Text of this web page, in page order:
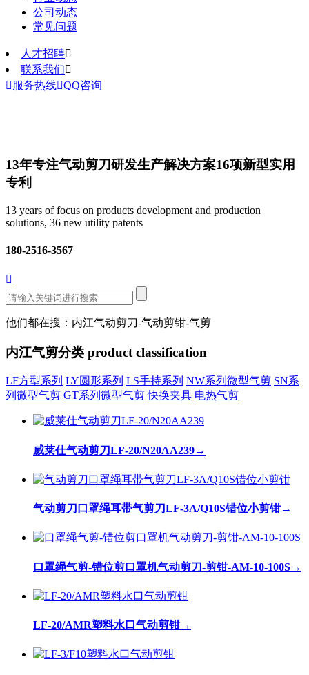
公司动态
常见问题
人才招聘
联系我们
 服务热线QQ咨询
13年专注气动剪刀研发生产解决方案16项新型实用
专利
13 years of focus on products development and production
solutions, 36 new utility patents
180-2516-3567

他们都在搜：内江气动剪刀-气动剪钳-气剪
内江气剪分类 product classification
LF方型系列 LY圆形系列 LS手持系列 NW系列微型气剪 SN系
列微型气剪 GT系列微型气剪 快换夹具 电热气剪
威莱仕气动剪刀LF-20/N20AA239→
气动剪刀口罩绳耳带气剪刀LF-3A/Q10S错位小剪钳→
口罩绳气剪-错位剪口罩机气动剪刀-剪钳-AM-10-100S→
LF-20/AMR塑料水口气动剪钳→